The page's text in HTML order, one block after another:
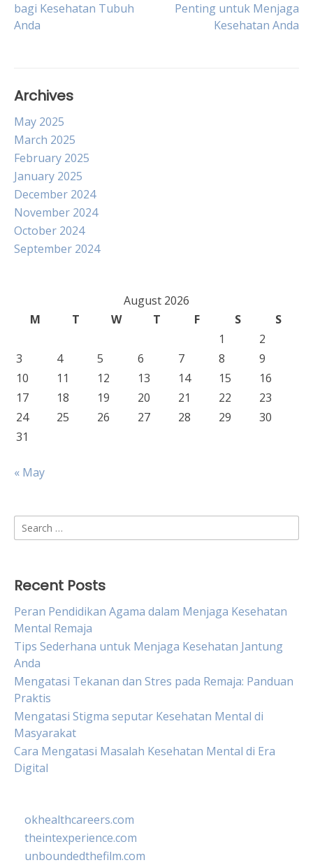
navigation
bagi Kesehatan Tubuh
Anda
Penting untuk Menjaga
Kesehatan Anda
Archives
May 2025
March 2025
February 2025
January 2025
December 2024
November 2024
October 2024
September 2024
August 2026
M
T W T F S
S
1
2
3
4 5 6 7 8
9
10
11 12 13 14 15
16
17
18 19 20 21 22
23
24
25 26 27 28 29
30
31
« May
Search
for:
Recent Posts
Peran Pendidikan Agama dalam Menjaga Kesehatan
Mental Remaja
Tips Sederhana untuk Menjaga Kesehatan Jantung
Anda
Mengatasi Tekanan dan Stres pada Remaja: Panduan
Praktis
Mengatasi Stigma seputar Kesehatan Mental di
Masyarakat
Cara Mengatasi Masalah Kesehatan Mental di Era
Digital
okhealthcareers.com
theintexperience.com
unboundedthefilm.com